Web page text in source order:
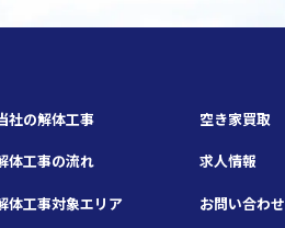
社の解体工事
体工事の流れ
体工事対象エリア
空き家買取
求人情報
お問い合わせ